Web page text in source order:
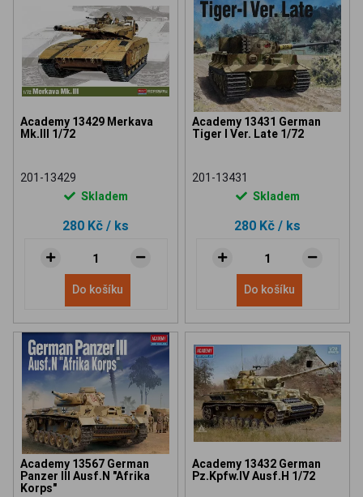
Academy 13429 Merkava
Mk.III 1/72
201-13429
Skladem
280 Kč / ks
Do košíku
Academy 13431 German
Tiger I Ver. Late 1/72
201-13431
Skladem
280 Kč / ks
Do košíku
Academy 13567 German
Panzer III Ausf.N "Afrika
Korps"
Academy 13432 German
Pz.Kpfw.IV Ausf.H 1/72